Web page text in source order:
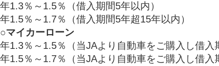
年1.3％～1.5％（借入期間5年以内）
年1.5％～1.7％（借入期間5年超15年以内）
○マイカーローン
年1.3％～1.5％（当JAより自動車をご購入し借入
年1.5％～1.7％（当JAより自動車をご購入し借入